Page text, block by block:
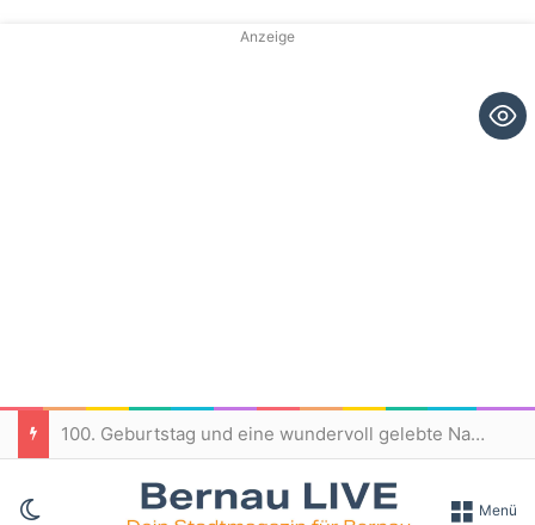
Anzeige
100. Geburtstag und eine wundervoll gelebte Nachbarschaft in Bernau
Skin umschalten Menü